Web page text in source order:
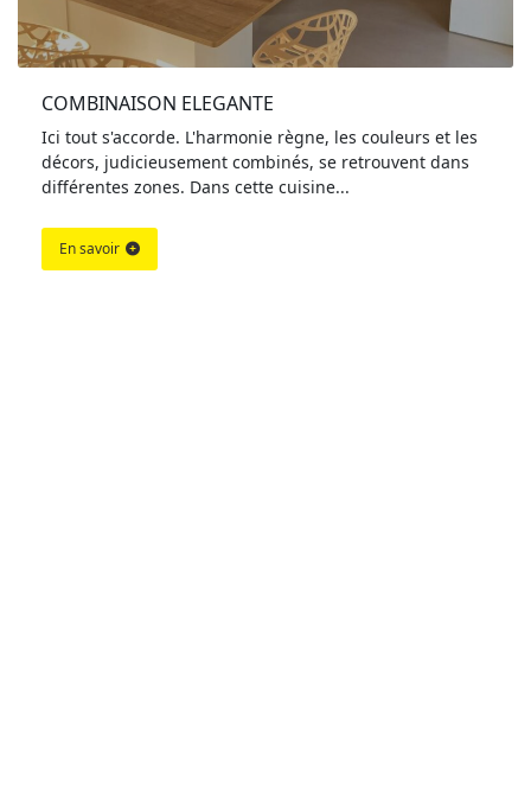
COMBINAISON ELEGANTE
Ici tout s'accorde. L'harmonie règne, les couleurs et les
décors, judicieusement combinés, se retrouvent dans
différentes zones. Dans cette cuisine...
En savoir